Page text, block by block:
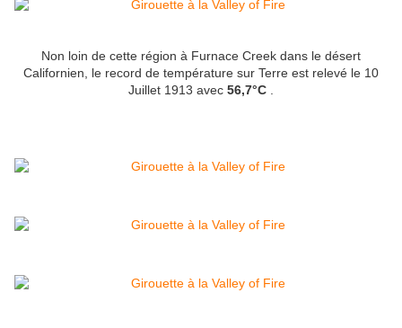
Non loin de cette région à Furnace Creek dans le désert
Californien, le record de température sur Terre est relevé le 10
Juillet 1913 avec 56,7°C